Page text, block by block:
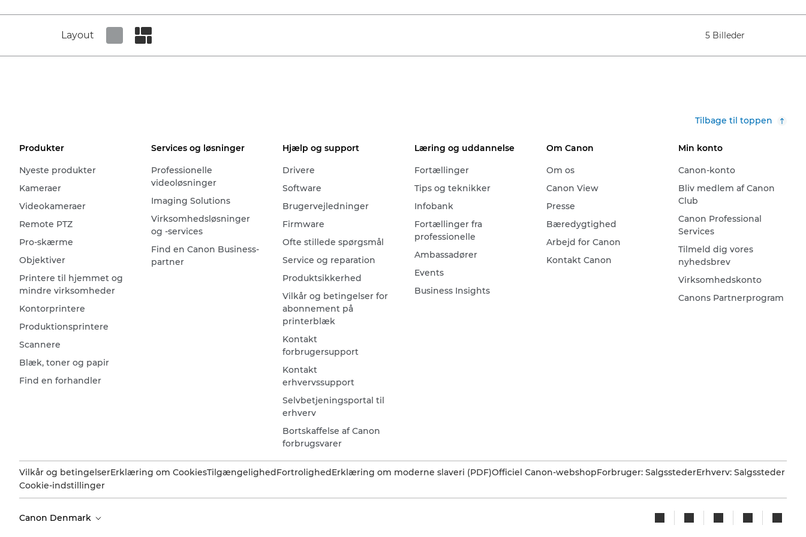
Layout 5 Billeder
Tilbage til toppen
Produkter
Nyeste produkter
Kameraer
Videokameraer
Remote PTZ
Pro-skærme
Objektiver
Printere til hjemmet og
mindre virksomheder
Kontorprintere
Produktionsprintere
Scannere
Blæk, toner og papir
Find en forhandler
Services og løsninger
Professionelle
videoløsninger
Imaging Solutions
Virksomhedsløsninger
og -services
Find en Canon Business-
partner
Hjælp og support
Drivere
Software
Brugervejledninger
Firmware
Ofte stillede spørgsmål
Service og reparation
Produktsikkerhed
Vilkår og betingelser for
abonnement på
printerblæk
Kontakt
forbrugersupport
Kontakt
erhvervssupport
Selvbetjeningsportal til
erhverv
Bortskaffelse af Canon
forbrugsvarer
Læring og uddannelse
Fortællinger
Tips og teknikker
Infobank
Fortællinger fra
professionelle
Ambassadører
Events
Business Insights
Om Canon
Om os
Canon View
Presse
Bæredygtighed
Arbejd for Canon
Kontakt Canon
Min konto
Canon-konto
Bliv medlem af Canon
Club
Canon Professional
Services
Tilmeld dig vores
nyhedsbrev
Virksomhedskonto
Canons Partnerprogram
Vilkår og betingelserErklæring om CookiesTilgængelighedFortrolighedErklæring om moderne slaveri (PDF)Officiel Canon-webshopForbruger: SalgsstederErhverv: Salgssteder
Cookie-indstillinger
Canon Denmark